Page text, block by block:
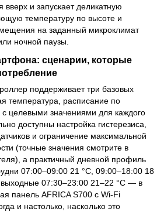
вверх и запускает деликатную
температуру по высоте и
на заданный микроклимат
ночной паузы.
сценарии, которые
поддерживает три базовых
температура, расписание по
целевыми значениями для каждого
доступны настройка гистерезиса,
и ограничение максимальной
(точные значения смотрите в
а практичный дневной профиль
07:00–09:00 21 °C, 09:00–18:00 18
выходные 07:30–23:00 21–22 °C — в
панель AFRICA S700 с Wi-Fi
и настолько, насколько это